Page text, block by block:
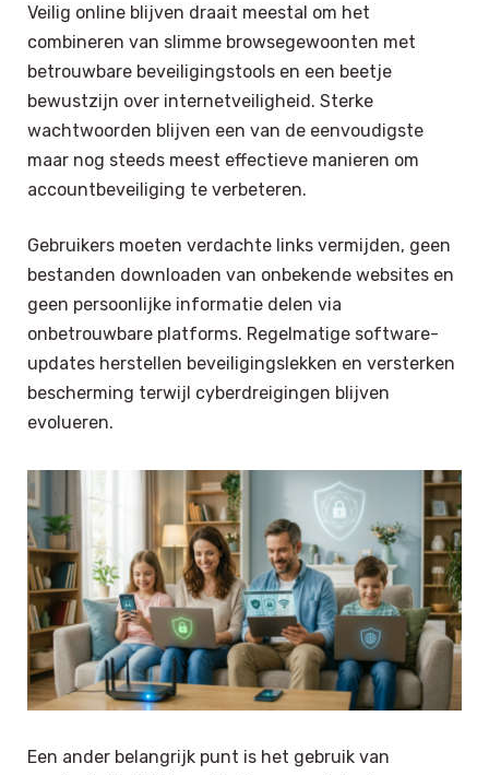
Veilig online blijven draait meestal om het
combineren van slimme browsegewoonten met
betrouwbare beveiligingstools en een beetje
bewustzijn over internetveiligheid. Sterke
wachtwoorden blijven een van de eenvoudigste
maar nog steeds meest effectieve manieren om
accountbeveiliging te verbeteren.
Gebruikers moeten verdachte links vermijden, geen
bestanden downloaden van onbekende websites en
geen persoonlijke informatie delen via
onbetrouwbare platforms. Regelmatige software-
updates herstellen beveiligingslekken en versterken
bescherming terwijl cyberdreigingen blijven
evolueren.
Een ander belangrijk punt is het gebruik van